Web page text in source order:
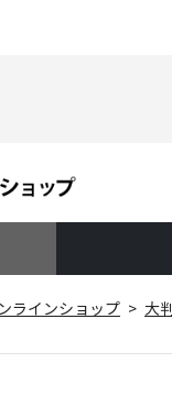
ラインショップ 大